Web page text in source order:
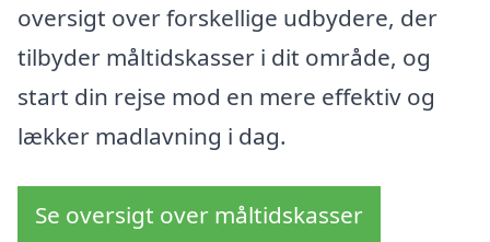
oversigt over forskellige udbydere, der
tilbyder måltidskasser i dit område, og
start din rejse mod en mere effektiv og
lækker madlavning i dag.
Se oversigt over måltidskasser